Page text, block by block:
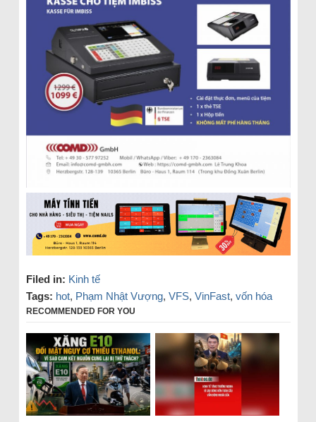
Filed in: Kinh tế
Tags: hot, Phạm Nhật Vượng, VFS, VinFast, vốn hóa
RECOMMENDED FOR YOU